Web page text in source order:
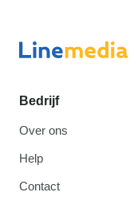
Bedrijf
Over ons
Help
Contact